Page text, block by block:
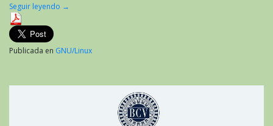
Seguir leyendo →
Publicada en GNU/Linux